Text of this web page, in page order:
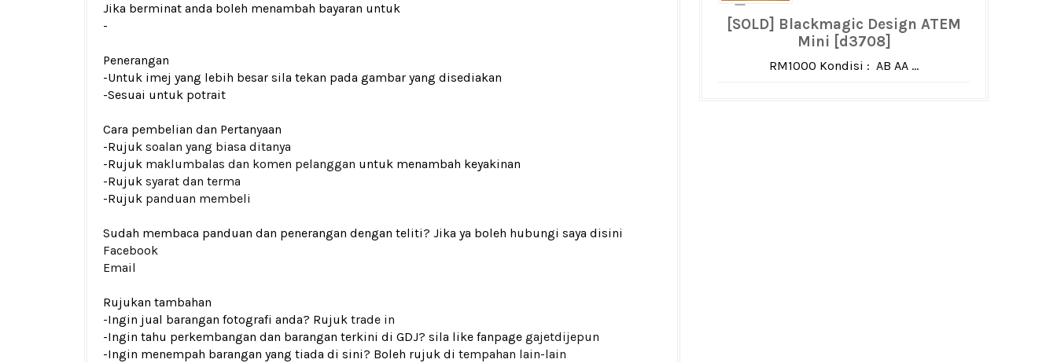
Jika berminat anda boleh menambah bayaran untuk
-
Penerangan
-Untuk imej yang lebih besar sila tekan pada gambar yang disediakan
-Sesuai untuk potrait
Cara pembelian dan Pertanyaan
-Rujuk soalan yang biasa ditanya
-Rujuk maklumbalas dan komen pelanggan untuk menambah keyakinan
-Rujuk syarat dan terma
-Rujuk panduan membeli
Sudah membaca panduan dan penerangan dengan teliti? Jika ya boleh hubungi saya disini
Facebook
Email
Rujukan tambahan
-Ingin jual barangan fotografi anda? Rujuk trade in
-Ingin tahu perkembangan dan barangan terkini di GDJ? sila like fanpage gajetdijepun
-Ingin menempah barangan yang tiada di sini? Boleh rujuk di tempahan lain-lain
[SOLD] Blackmagic Design ATEM
Mini [d3708]
RM1000 Kondisi : AB AA ...